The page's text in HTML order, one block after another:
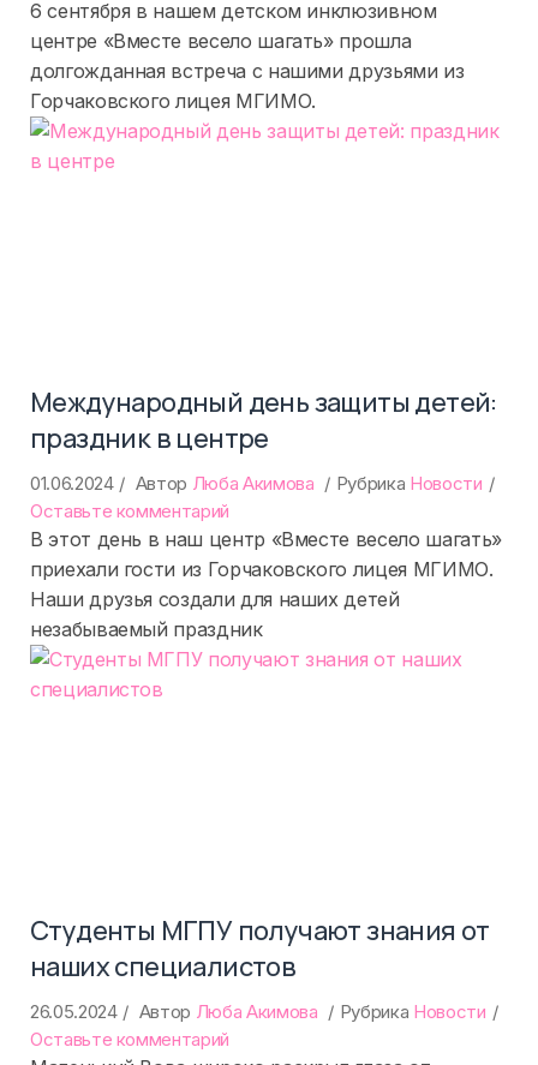
Праздник
знаний
и
дружбы
6 сентября в нашем детском инклюзивном
центре «Вместе весело шагать» прошла
долгожданная встреча с нашими друзьями из
Горчаковского лицея МГИМО.
Международный день защиты детей:
праздник в центре
01.06.2024 Автор Люба Акимова Рубрика Новости
Оставьте комментарийon
Международный
день
защиты
детей:
праздник
В этот день в наш центр «Вместе весело шагать»
приехали гости из Горчаковского лицея МГИМО.
Наши друзья создали для наших детей
незабываемый праздник
Студенты МГПУ получают знания от
наших специалистов
26.05.2024 Автор Люба Акимова Рубрика Новости
Оставьте комментарийon